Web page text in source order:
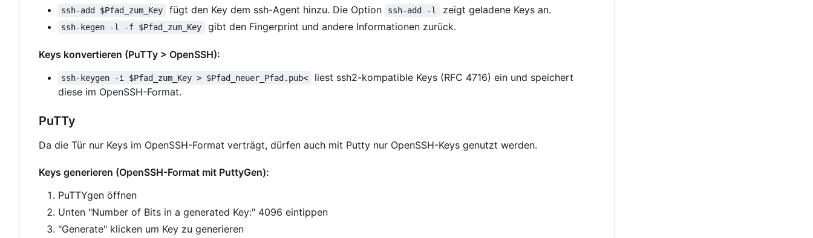
ssh-add $Pfad_zum_Key fügt den Key dem ssh-Agent hinzu. Die Option ssh-add -l zeigt geladene Keys an.
ssh-kegen -l -f $Pfad_zum_Key gibt den Fingerprint und andere Informationen zurück.
Keys konvertieren (PuTTy > OpenSSH):
ssh-keygen -i $Pfad_zum_Key > $Pfad_neuer_Pfad.pub<
liest ssh2-kompatible Keys (RFC 4716) ein und speichert
diese im OpenSSH-Format.
PuTTy
Da die Tür nur Keys im OpenSSH-Format verträgt, dürfen auch mit Putty nur OpenSSH-Keys genutzt werden.
Keys generieren (OpenSSH-Format mit PuttyGen):
PuTTYgen öffnen
Unten "Number of Bits in a generated Key:" 4096 eintippen
"Generate" klicken um Key zu generieren